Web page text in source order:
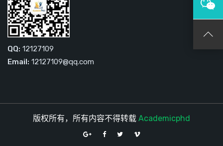
QQ: 12127109
Email: 12127109@qq.com
版权所有，所有内容不得转载 Academicphd